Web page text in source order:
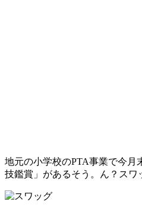
地元の小学校のPTA事業で今月
技鑑賞」があるそう。ん？スワ